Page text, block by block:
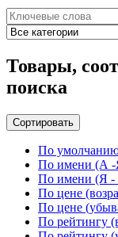
Товары,
поиска
Сортировать
По
По имени (А
По имени (Я
По цене
По цене
По рейтингу